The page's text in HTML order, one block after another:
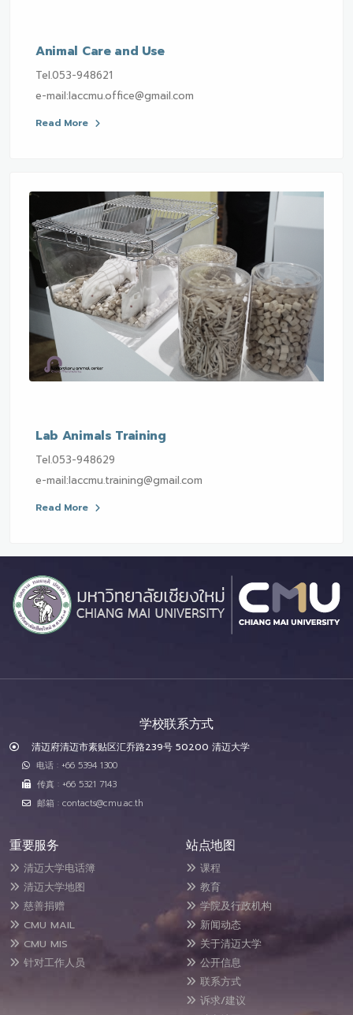
Animal Care and Use
Tel.053-948621
e-mail:laccmu.office@gmail.com
Read More
Lab Animals Training
Tel.053-948629
e-mail:laccmu.training@gmail.com
Read More
学校联系方式
清迈府清迈市素贴区汇乔路239号 50200 清迈大学
电话 : +66 5394 1300
传真 : +66 5321 7143
邮箱 : contacts@cmu.ac.th
重要服务
清迈大学电话簿
清迈大学地图
慈善捐赠
CMU MAIL
CMU MIS
针对工作人员
站点地图
课程
教育
学院及行政机构
新闻动态
关于清迈大学
公开信息
联系方式
诉求/建议